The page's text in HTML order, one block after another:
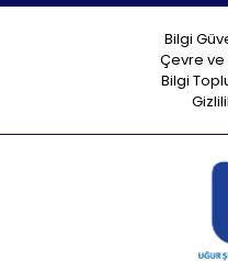
Bilgi
Çevre ve
Bilgi